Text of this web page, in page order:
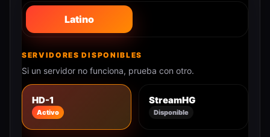
Latino
SERVIDORES DISPONIBLES
Si un servidor no funciona, prueba con otro.
HD-1
Activo
StreamHG
Disponible